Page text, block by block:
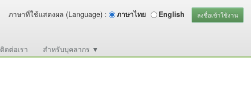
ภาษาที่ใช้แสดงผล (Language) : ภาษาไทย English ลงชื่อเข้าใช้งาน
ติดต่อเรา สำหรับบุคลากร ▼